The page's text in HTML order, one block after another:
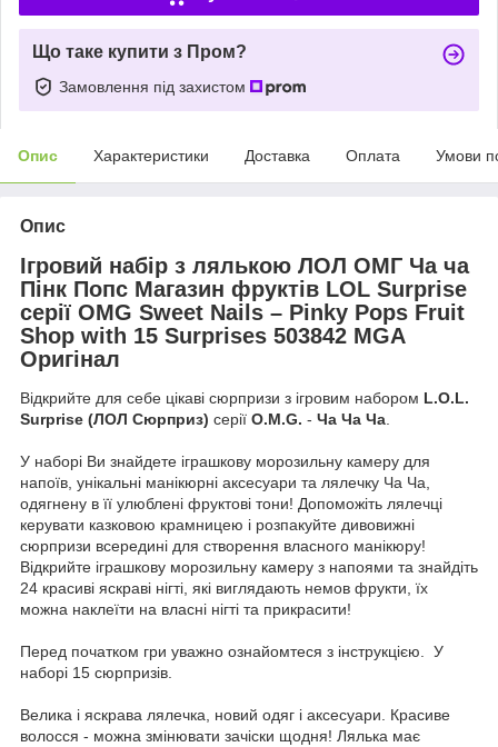
Що таке купити з Пром?
Замовлення під захистом
Опис Характеристики Доставка Оплата Умови
Опис
Ігровий набір з лялькою ЛОЛ ОМГ Ча ча
Пінк Попс Магазин фруктів LOL Surprise
серії OMG Sweet Nails – Pinky Pops Fruit
Shop with 15 Surprises 503842 MGA
Оригінал
Відкрийте для себе цікаві сюрпризи з ігровим набором L.O.L.
Surprise (ЛОЛ Сюрприз) серії O.M.G. - Ча Ча Ча.
У наборі Ви знайдете іграшкову морозильну камеру для
напоїв, унікальні манікюрні аксесуари та лялечку Ча Ча,
одягнену в її улюблені фруктові тони! Допоможіть лялечці
керувати казковою крамницею і розпакуйте дивовижні
сюрпризи всередині для створення власного манікюру!
Відкрийте іграшкову морозильну камеру з напоями та знайдіть
24 красиві яскраві нігті, які виглядають немов фрукти, їх
можна наклеїти на власні нігті та прикрасити!
Перед початком гри уважно ознайомтеся з інструкцією. У
наборі 15 сюрпризів.
Велика і яскрава лялечка, новий одяг і аксесуари. Красиве
волосся - можна змінювати зачіски щодня! Лялька має